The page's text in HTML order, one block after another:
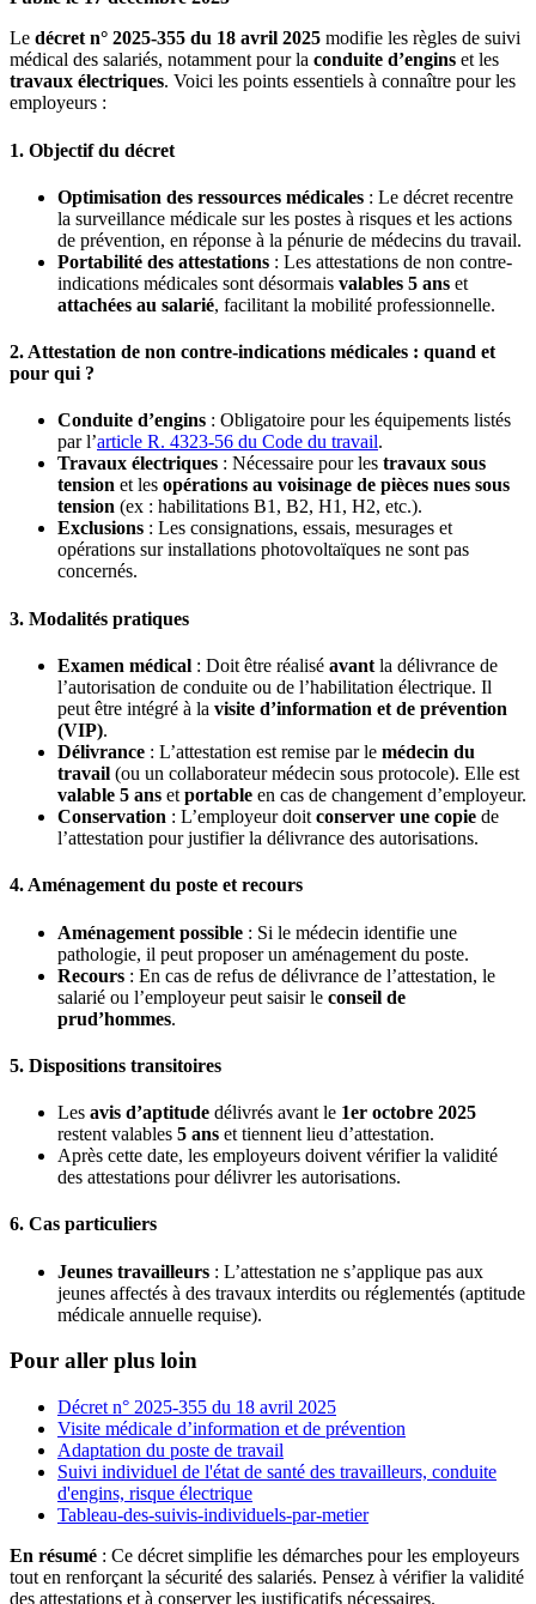
Le décret n° 2025-355 du 18 avril 2025 modifie les règles de suivi
médical des salariés, notamment pour la conduite d’engins et les
travaux électriques. Voici les points essentiels à connaître pour les
employeurs :
1. Objectif du décret
Optimisation des ressources médicales : Le décret recentre
la surveillance médicale sur les postes à risques et les actions
de prévention, en réponse à la pénurie de médecins du travail.
Portabilité des attestations : Les attestations de non contre-
indications médicales sont désormais valables 5 ans et
attachées au salarié, facilitant la mobilité professionnelle.
2. Attestation de non contre-indications médicales : quand et
pour qui ?
Conduite d’engins : Obligatoire pour les équipements listés
par l’article R. 4323-56 du Code du travail.
Travaux électriques : Nécessaire pour les travaux sous
tension et les opérations au voisinage de pièces nues sous
tension (ex : habilitations B1, B2, H1, H2, etc.).
Exclusions : Les consignations, essais, mesurages et
opérations sur installations photovoltaïques ne sont pas
concernés.
3. Modalités pratiques
Examen médical : Doit être réalisé avant la délivrance de
l’autorisation de conduite ou de l’habilitation électrique. Il
peut être intégré à la visite d’information et de prévention
(VIP).
Délivrance : L’attestation est remise par le médecin du
travail (ou un collaborateur médecin sous protocole). Elle est
valable 5 ans et portable en cas de changement d’employeur.
Conservation : L’employeur doit conserver une copie de
l’attestation pour justifier la délivrance des autorisations.
4. Aménagement du poste et recours
Aménagement possible : Si le médecin identifie une
pathologie, il peut proposer un aménagement du poste.
Recours : En cas de refus de délivrance de l’attestation, le
salarié ou l’employeur peut saisir le conseil de
prud’hommes.
5. Dispositions transitoires
Les avis d’aptitude délivrés avant le 1er octobre 2025
restent valables 5 ans et tiennent lieu d’attestation.
Après cette date, les employeurs doivent vérifier la validité
des attestations pour délivrer les autorisations.
6. Cas particuliers
Jeunes travailleurs : L’attestation ne s’applique pas aux
jeunes affectés à des travaux interdits ou réglementés (aptitude
médicale annuelle requise).
Pour aller plus loin
Décret n° 2025-355 du 18 avril 2025
Visite médicale d’information et de prévention
Adaptation du poste de travail
Suivi individuel de l'état de santé des travailleurs, conduite
d'engins, risque électrique
Tableau-des-suivis-individuels-par-metier
En résumé : Ce décret simplifie les démarches pour les employeurs
tout en renforçant la sécurité des salariés. Pensez à vérifier la validité
des attestations et à conserver les justificatifs nécessaires.